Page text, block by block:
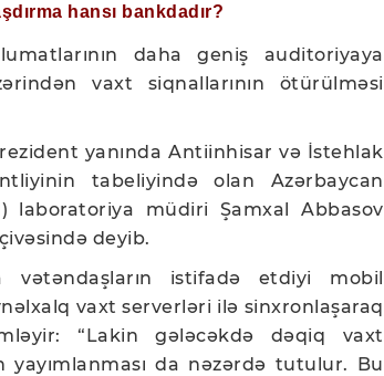
hansı bankdadır?
daha geniş auditoriyaya
vaxt siqnallarının ötürülməsi
yanında Antiinhisar və İstehlak
tabeliyində olan Azərbaycan
laboratoriya müdiri Şamxal Abbasov
deyib.
vətəndaşların istifadə etdiyi mobil
vaxt serverləri ilə sinxronlaşaraq
“Lakin gələcəkdə dəqiq vaxt
yayımlanması da nəzərdə tutulur. Bu